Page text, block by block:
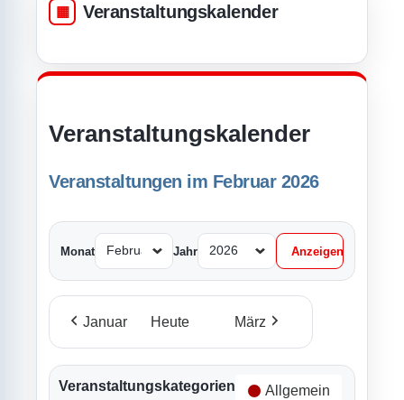
Veranstaltungskalender
Veranstaltungskalender
Veranstaltungen im Februar 2026
Monat Jahr
Januar Heute März
Veranstaltungskategorien Allgemein